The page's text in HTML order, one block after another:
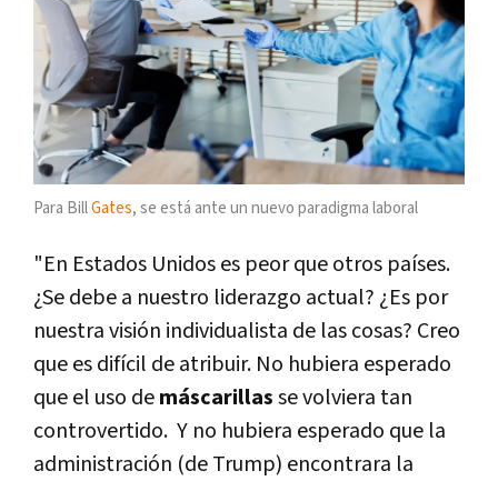
Para BillGates, se está ante un nuevo paradigma laboral
"En Estados Unidos es peor que otros países.
¿Se debe a nuestro liderazgo actual? ¿Es por
nuestra visión individualista de las cosas? Creo
que es difícil de atribuir. No hubiera esperado
que el uso demáscarillasse volviera tan
controvertido. Y no hubiera esperado que la
administración (de Trump) encontrara la